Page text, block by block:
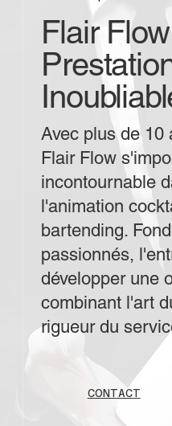
Flair
CONTACT
Avec plus de 10
Flair Flow
incontournable
l'animation
bartending.
passionnés,
développer une
combinant l'art
rigueur du